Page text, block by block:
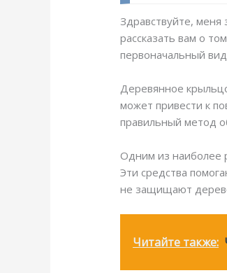
Здравствуйте, меня
рассказать вам о
первоначальный
Деревянное
может привести к
правильный метод
Одним из наиболее
Эти средства
не защищают
Читайте также: